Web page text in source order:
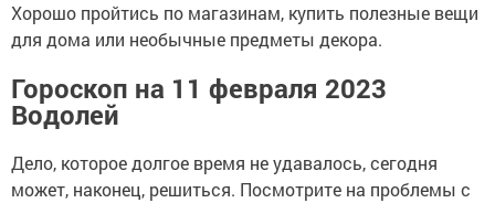
Хорошо пройтись по магазинам, купить полезные вещи
для дома или необычные предметы декора.
Гороскоп на 11 февраля 2023
Водолей
Дело, которое долгое время не удавалось, сегодня
может, наконец, решиться. Посмотрите на проблемы с